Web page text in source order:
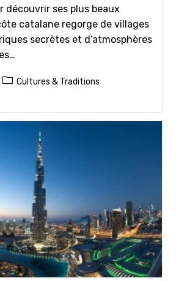
découvrir ses plus beaux
catalane regorge de villages
secrètes et d’atmosphères
PostCultures & Traditions